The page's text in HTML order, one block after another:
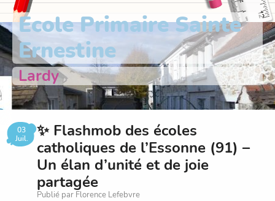
Ecole Primaire Sainte
Ernestine
Lardy
03
Juil.
✨ Flashmob des écoles
catholiques de l’Essonne (91) –
Un élan d’unité et de joie
partagée
Publié par Florence Lefebvre